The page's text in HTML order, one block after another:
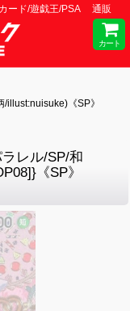
ード/遊戯王/PSA 通販
カート
/illust:nuisuke)《SP》
レル/SP/和
《SP》